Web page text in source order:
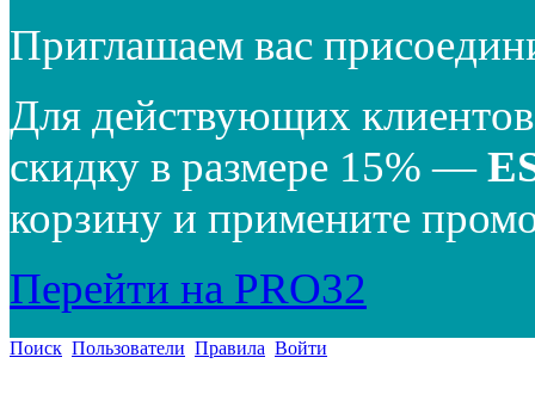
Приглашаем вас
Для действующих
скидку в размере 15% —
корзину и примените
Перейти на PRO32
Поиск Пользователи Правила Войти